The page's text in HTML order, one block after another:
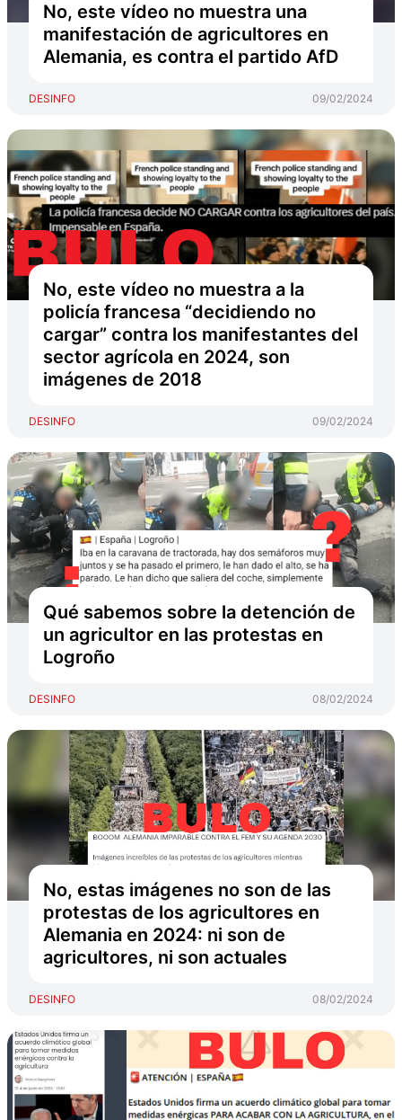
No, este vídeo no muestra una
manifestación de agricultores en
Alemania, es contra el partido AfD
DESINFO 09/02/2024
No, este vídeo no muestra a la
policía francesa “decidiendo no
cargar” contra los manifestantes del
sector agrícola en 2024, son
imágenes de 2018
DESINFO 09/02/2024
Qué sabemos sobre la detención de
un agricultor en las protestas en
Logroño
DESINFO 08/02/2024
No, estas imágenes no son de las
protestas de los agricultores en
Alemania en 2024: ni son de
agricultores, ni son actuales
DESINFO 08/02/2024